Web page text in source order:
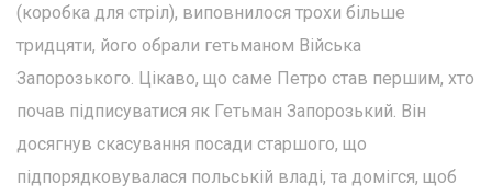
(коробка для стріл), виповнилося трохи більше
тридцяти, його обрали гетьманом Війська
Запорозького. Цікаво, що саме Петро став першим, хто
почав підписуватися як Гетьман Запорозький. Він
досягнув скасування посади старшого, що
підпорядковувалася польській владі, та домігся, щоб